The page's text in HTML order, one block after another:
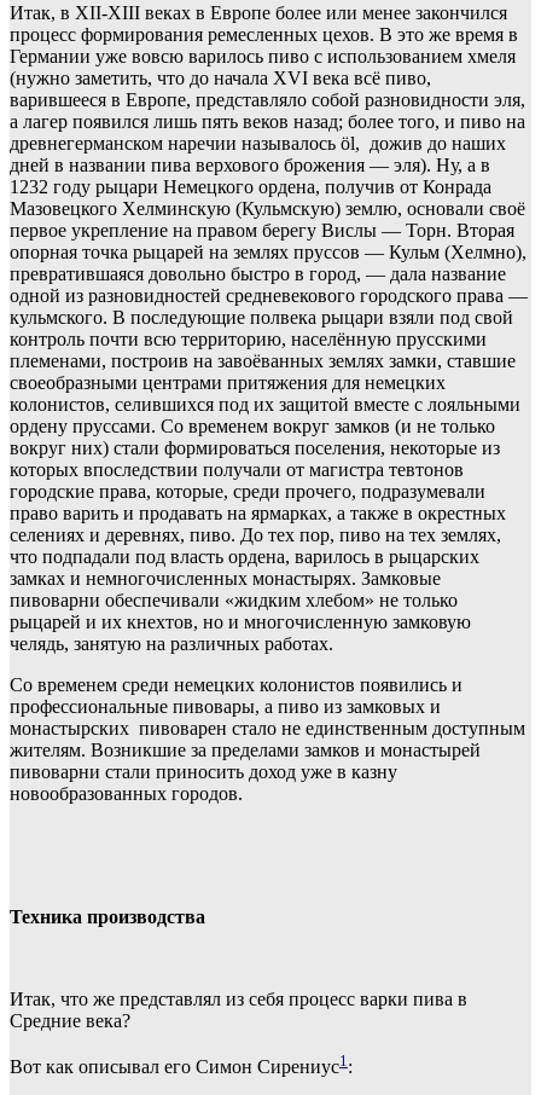
Итак, в XII-XIII веках в Европе более или менее закончился
процесс формирования ремесленных цехов. В это же время в
Германии уже вовсю варилось пиво с использованием хмеля
(нужно заметить, что до начала XVI века всё пиво,
варившееся в Европе, представляло собой разновидности эля,
а лагер появился лишь пять веков назад; более того, и пиво на
древнегерманском наречии называлось öl, дожив до наших
дней в названии пива верхового брожения — эля). Ну, а в
1232 году рыцари Немецкого ордена, получив от Конрада
Мазовецкого Хелминскую (Кульмскую) землю, основали своё
первое укрепление на правом берегу Вислы — Торн. Вторая
опорная точка рыцарей на землях пруссов — Кульм (Хелмно),
превратившаяся довольно быстро в город, — дала название
одной из разновидностей средневекового городского права —
кульмского. В последующие полвека рыцари взяли под свой
контроль почти всю территорию, населённую прусскими
племенами, построив на завоёванных землях замки, ставшие
своеобразными центрами притяжения для немецких
колонистов, селившихся под их защитой вместе с лояльными
ордену пруссами. Со временем вокруг замков (и не только
вокруг них) стали формироваться поселения, некоторые из
которых впоследствии получали от магистра тевтонов
городские права, которые, среди прочего, подразумевали
право варить и продавать на ярмарках, а также в окрестных
селениях и деревнях, пиво. До тех пор, пиво на тех землях,
что подпадали под власть ордена, варилось в рыцарских
замках и немногочисленных монастырях. Замковые
пивоварни обеспечивали «жидким хлебом» не только
рыцарей и их кнехтов, но и многочисленную замковую
челядь, занятую на различных работах.
Со временем среди немецких колонистов появились и
профессиональные пивовары, а пиво из замковых и
монастырских пивоварен стало не единственным доступным
жителям. Возникшие за пределами замков и монастырей
пивоварни стали приносить доход уже в казну
новообразованных городов.
Техника производства
Итак, что же представлял из себя процесс варки пива в
Средние века?
Вот как описывал его Симон Сирениус1 :